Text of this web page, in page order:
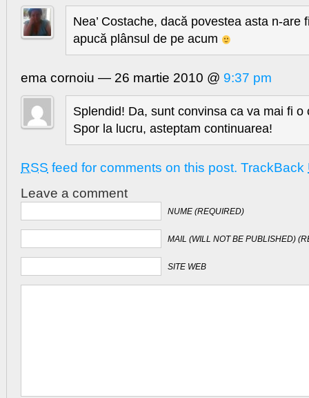
Nea’ Costache, dacă povestea asta n-are
apucă plânsul de pe acum
ema cornoiu — 26 martie 2010 @ 9:37 pm
Splendid! Da, sunt convinsa ca va mai fi o
Spor la lucru, asteptam continuarea!
RSS feed for comments on this post. TrackBack
Leave a comment
NUME (REQUIRED)
MAIL (WILL NOT BE PUBLISHED)
SITE WEB